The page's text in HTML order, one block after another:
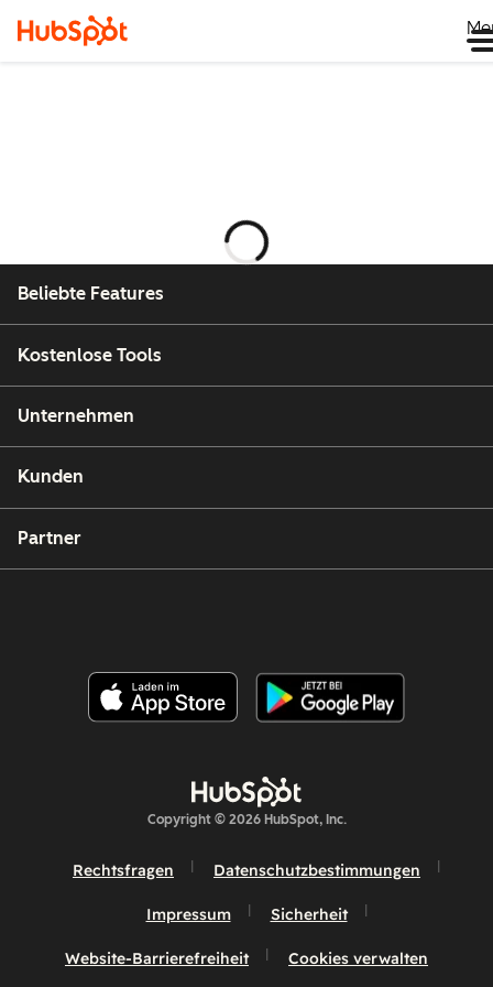
Wird
geladen
Beliebte Features
Kostenlose Tools
Unternehmen
Kunden
Partner
Copyright © 2026 HubSpot, Inc.
Rechtsfragen Datenschutzbestimmungen
Impressum Sicherheit
Website-Barrierefreiheit Cookies verwalten